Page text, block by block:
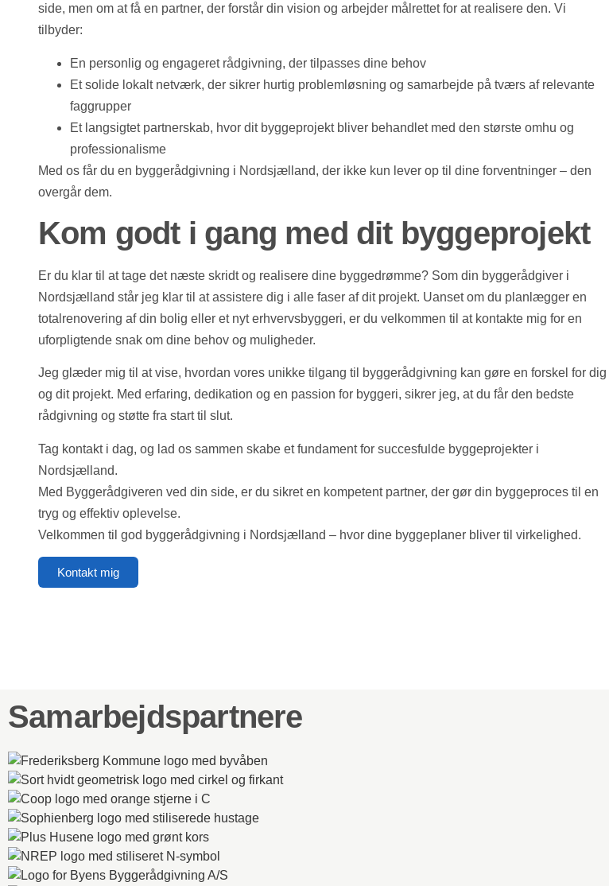
side, men om at få en partner, der forstår din vision og arbejder målrettet for at realisere den. Vi
tilbyder:
En personlig og engageret rådgivning, der tilpasses dine behov
Et solide lokalt netværk, der sikrer hurtig problemløsning og samarbejde på tværs af relevante
faggrupper
Et langsigtet partnerskab, hvor dit byggeprojekt bliver behandlet med den største omhu og
professionalisme
Med os får du en byggerådgivning i Nordsjælland, der ikke kun lever op til dine forventninger – den
overgår dem.
Kom godt i gang med dit byggeprojekt
Er du klar til at tage det næste skridt og realisere dine byggedrømme? Som din byggerådgiver i
Nordsjælland står jeg klar til at assistere dig i alle faser af dit projekt. Uanset om du planlægger en
totalrenovering af din bolig eller et nyt erhvervsbyggeri, er du velkommen til at kontakte mig for en
uforpligtende snak om dine behov og muligheder.
Jeg glæder mig til at vise, hvordan vores unikke tilgang til byggerådgivning kan gøre en forskel for dig
og dit projekt. Med erfaring, dedikation og en passion for byggeri, sikrer jeg, at du får den bedste
rådgivning og støtte fra start til slut.
Tag kontakt i dag, og lad os sammen skabe et fundament for succesfulde byggeprojekter i
Nordsjælland.
Med Byggerådgiveren ved din side, er du sikret en kompetent partner, der gør din byggeproces til en
tryg og effektiv oplevelse.
Velkommen til god byggerådgivning i Nordsjælland – hvor dine byggeplaner bliver til virkelighed.
Kontakt mig
Samarbejdspartnere